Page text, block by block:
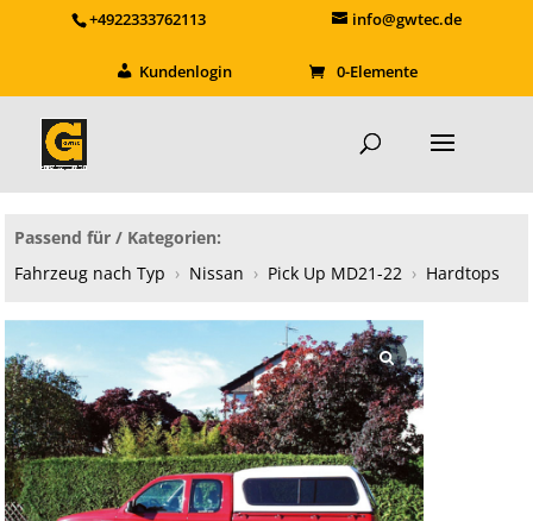
+4922333762113 info@gwtec.de
Kundenlogin 0-Elemente
Passend für / Kategorien:
Fahrzeug nach Typ › Nissan › Pick Up MD21-22 › Hardtops